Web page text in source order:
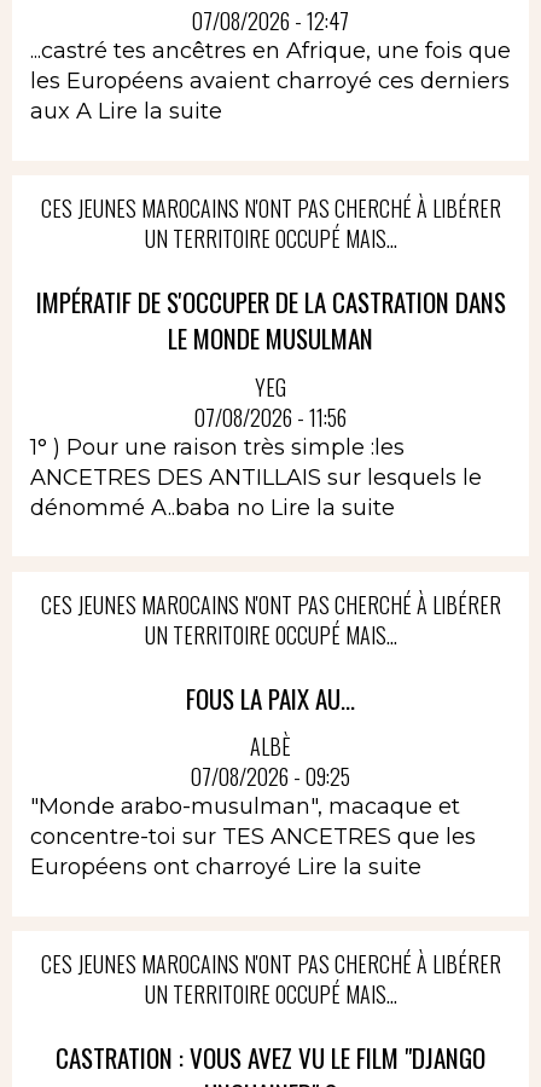
07/08/2026 - 12:47
...castré tes ancêtres en Afrique, une fois que
les Européens avaient charroyé ces derniers
aux A Lire la suite
CES JEUNES MAROCAINS N'ONT PAS CHERCHÉ À LIBÉRER
UN TERRITOIRE OCCUPÉ MAIS...
IMPÉRATIF DE S'OCCUPER DE LA CASTRATION DANS
LE MONDE MUSULMAN
YEG
07/08/2026 - 11:56
1° ) Pour une raison très simple :les
ANCETRES DES ANTILLAIS sur lesquels le
dénommé A..baba no Lire la suite
CES JEUNES MAROCAINS N'ONT PAS CHERCHÉ À LIBÉRER
UN TERRITOIRE OCCUPÉ MAIS...
FOUS LA PAIX AU...
ALBÈ
07/08/2026 - 09:25
"Monde arabo-musulman", macaque et
concentre-toi sur TES ANCETRES que les
Européens ont charroyé Lire la suite
CES JEUNES MAROCAINS N'ONT PAS CHERCHÉ À LIBÉRER
UN TERRITOIRE OCCUPÉ MAIS...
CASTRATION : VOUS AVEZ VU LE FILM "DJANGO